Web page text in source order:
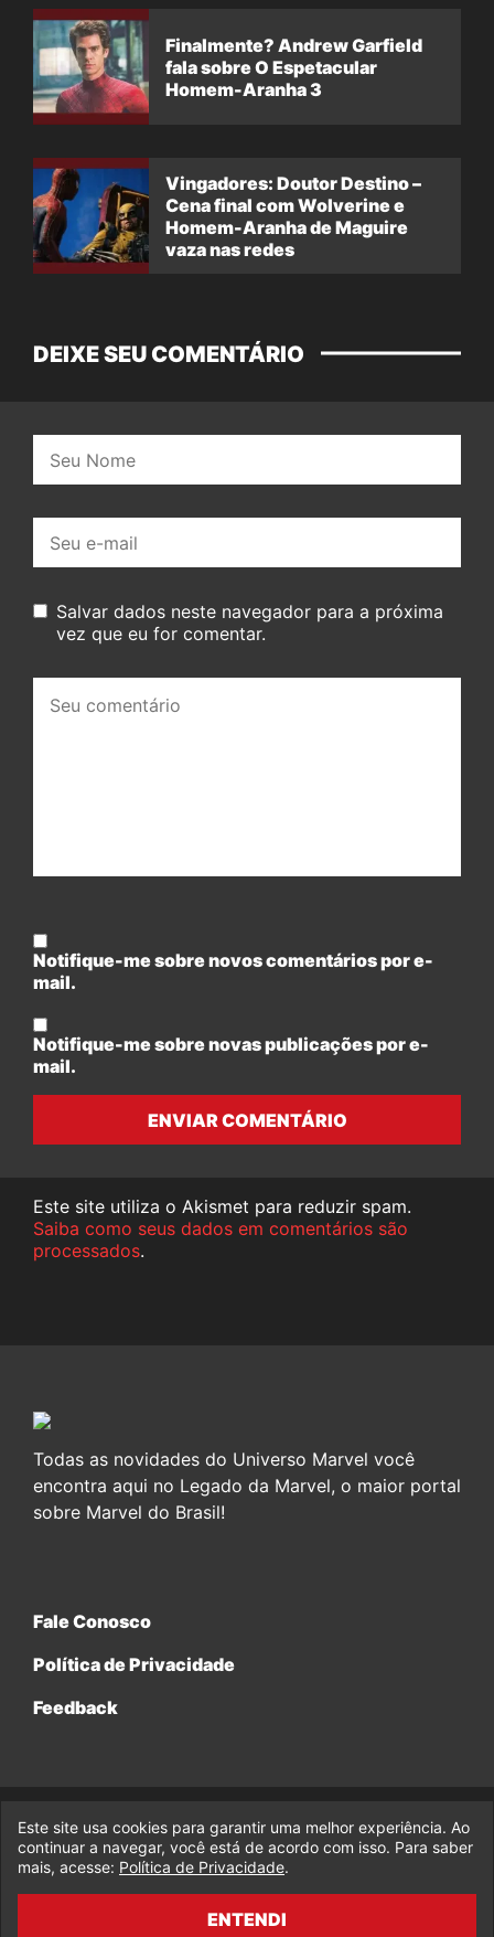
Finalmente? Andrew Garfield
fala sobre O Espetacular
Homem-Aranha 3
Vingadores: Doutor Destino –
Cena final com Wolverine e
Homem-Aranha de Maguire
vaza nas redes
DEIXE SEU COMENTÁRIO
mail:
Salvar dados neste navegador para a próxima
vez que eu for comentar.
comentário:
Notifique-me sobre novos comentários por e-
mail.
Notifique-me sobre novas publicações por e-
mail.
ENVIAR COMENTÁRIO
Este site utiliza o Akismet para reduzir spam.
Saiba como seus dados em comentários são
processados.
Todas as novidades do Universo Marvel você
encontra aqui no Legado da Marvel, o maior portal
sobre Marvel do Brasil!
Fale Conosco
Política de Privacidade
Feedback
© 2017-2026 Legado da Marvel, uma empresa da Legado
Enterprises.
fabiolobo
Este site usa cookies para garantir uma melhor experiência. Ao
continuar a navegar, você está de acordo com isso. Para saber
mais, acesse: Política de Privacidade.
ENTENDI